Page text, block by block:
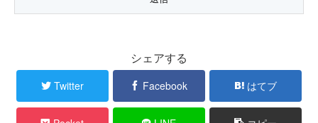
シェアする
Twitter Facebook はてブ